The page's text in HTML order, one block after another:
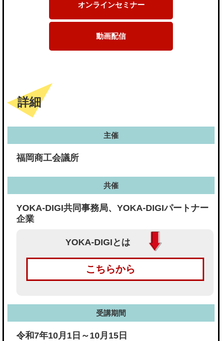
オンラインセミナー
動画配信
詳細
主催
福岡商工会議所
共催
YOKA-DIGI共同事務局、YOKA-DIGIパートナー
企業
YOKA-DIGIとは
こちらから
受講期間
令和7年10月1日～10月15日